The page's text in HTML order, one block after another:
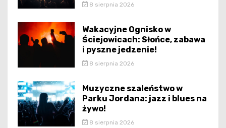
8 sierpnia 2026
Wakacyjne Ognisko w
Ściejowicach: Słońce, zabawa
i pyszne jedzenie!
8 sierpnia 2026
Muzyczne szaleństwo w
Parku Jordana: jazz i blues na
żywo!
8 sierpnia 2026